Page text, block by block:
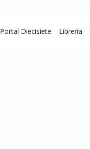
Portal Diecisiete Librería